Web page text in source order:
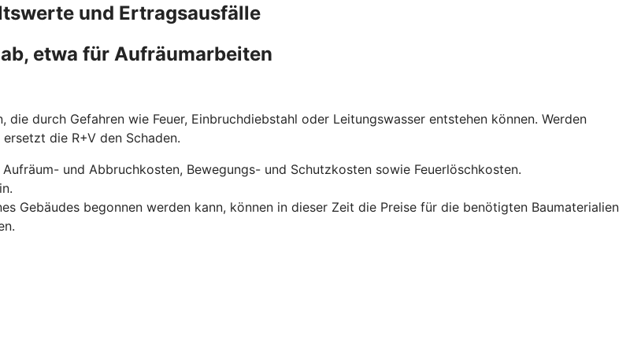
und Ertragsausfälle
etwa für Aufräumarbeiten
durch Gefahren wie Feuer, Einbruchdiebstahl oder Leitungswasser entstehen können. Werden
die R+V den Schaden.
und Abbruchkosten, Bewegungs- und Schutzkosten sowie Feuerlöschkosten.
Gebäudes begonnen werden kann, können in dieser Zeit die Preise für die benötigten Baumaterialien